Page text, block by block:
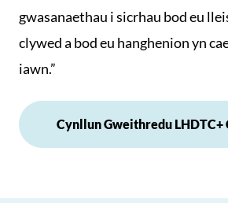
gwasanaethau i sicrhau bod eu
clywed a bod eu hanghenion yn
iawn.”
Cynllun Gweithredu LHDTC+